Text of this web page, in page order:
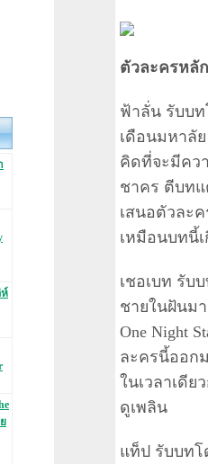
ห์
ตัวละครหลั
ฟ้าลั่น รับบ
เดือนมหาลั
คิดที่จะมีคว
ชาคร ตีบทแ
เสนอตัวละ
เหมือนบทนี้เ
เชอเบท รับ
ชายในฝันม
One Night
ละครนี้ออก
ในเวลาเดี
ดูเพลิน
แท็ป รับบท